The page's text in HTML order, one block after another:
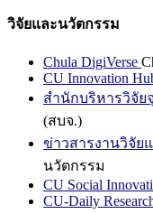
วิจัยและนวัตกรรม
Chula DigiVerse
CU Innovation
สำนักบริหารวิจัย
(สบจ.)
ข่าวสารงานวิจัย
นวัตกรรม
CU Social
CU-Daily